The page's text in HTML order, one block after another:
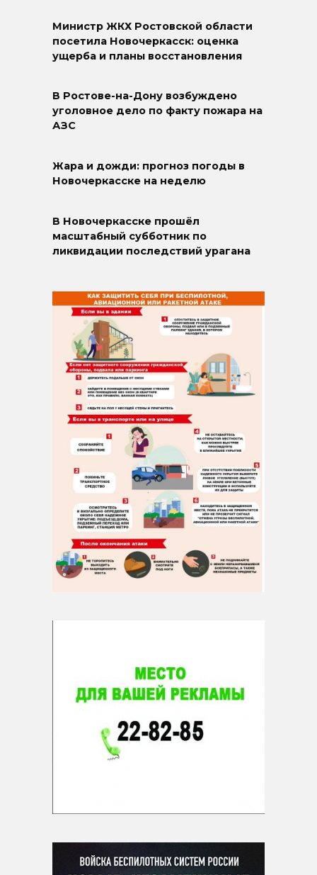
Министр ЖКХ Ростовской области
посетила Новочеркасск: оценка
ущерба и планы восстановления
В Ростове-на-Дону возбуждено
уголовное дело по факту пожара на
АЗС
Жара и дожди: прогноз погоды в
Новочеркасске на неделю
В Новочеркасске прошёл
масштабный субботник по
ликвидации последствий урагана